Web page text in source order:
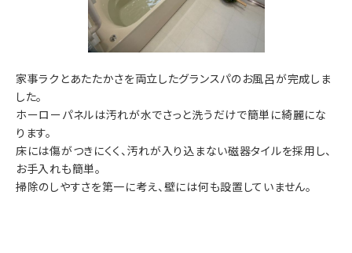
家事ラクとあたたかさを両立したグランスパのお風呂が完成しま
した。
ホーローパネルは汚れが水でさっと洗うだけで簡単に綺麗にな
ります。
床には傷がつきにくく、汚れが入り込まない磁器タイルを採用し、
お手入れも簡単。
掃除のしやすさを第一に考え、壁には何も設置していません。